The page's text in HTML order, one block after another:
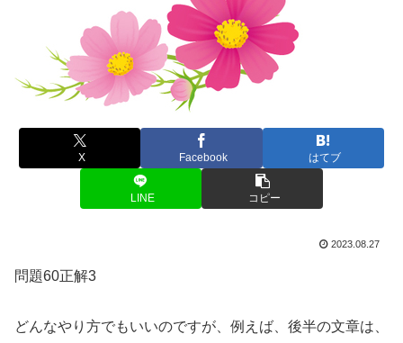
X Facebook はてブ
LINE コピー
2023.08.27
問題60正解3
どんなやり方でもいいのですが、例えば、後半の文章は、